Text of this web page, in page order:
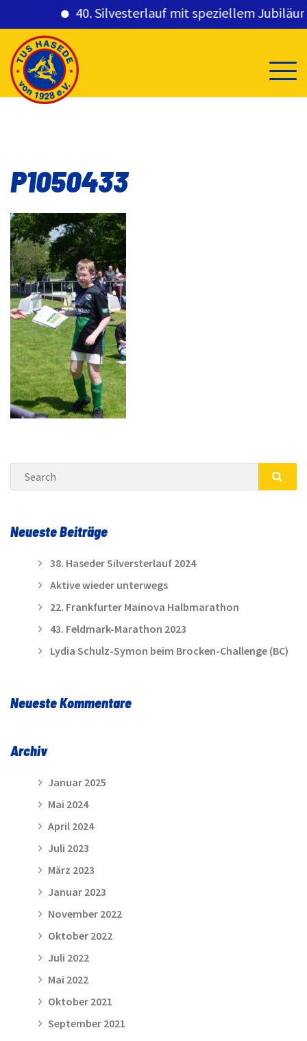
40. Silvesterlauf mit speziellem
content
P1050433
Search
Neueste Beiträge
38. Haseder Silversterlauf 2024
Aktive wieder unterwegs
22. Frankfurter Mainova Halbmarathon
43. Feldmark-Marathon 2023
Lydia Schulz-Symon beim Brocken-Challenge (BC)
Neueste Kommentare
Archiv
Januar 2025
Mai 2024
April 2024
Juli 2023
März 2023
Januar 2023
November 2022
Oktober 2022
Juli 2022
Mai 2022
Oktober 2021
September 2021